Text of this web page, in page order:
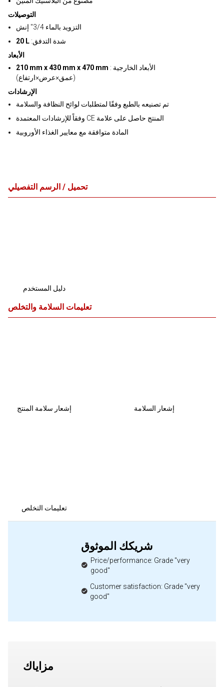
التوصيلات
التزويد بالماء 3/4" إنش
20 L :شدة التدفق
الأبعاد
210 mm x 430 mm x 470 mm : الأبعاد الخارجية
(عمق×عرض×ارتفاع)
الإرشادات
تم تصنيعه بالطبع وفقًا لمتطلبات لوائح النظافة والسلامة
وفقاً للإرشادات المعتمدة CE المنتج حاصل على علامة
المادة متوافقة مع معايير الغذاء الأوروبية
تحميل / الرسم التفصيلي
دليل المستخدم
تعليمات السلامة والتخلص
إشعار سلامة المنتج إشعار السلامة
تعليمات التخلص
شريكك الموثوق
Price/performance: Grade "very
good"
Customer satisfaction: Grade "very
good"
مزاياك